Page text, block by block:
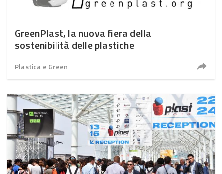
GreenPlast, la nuova fiera della
sostenibilità delle plastiche
Plastica e Green